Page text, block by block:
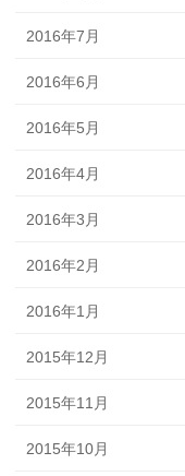
2016年7月
2016年6月
2016年5月
2016年4月
2016年3月
2016年2月
2016年1月
2015年12月
2015年11月
2015年10月